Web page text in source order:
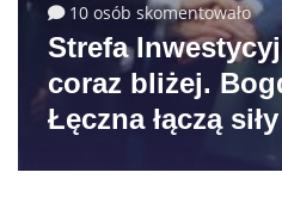
10 osób skomentowało
Strefa
coraz bliżej.
Łęczna łączą siły